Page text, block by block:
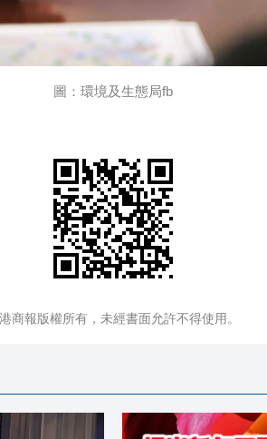
圖：環境及生態局fb
商報版權所有，未經書面允許不得使用。